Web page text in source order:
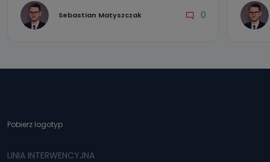
Sebastian Matyszczak 0
Pobierz logotyp
LINIA INTERWENCYJNA